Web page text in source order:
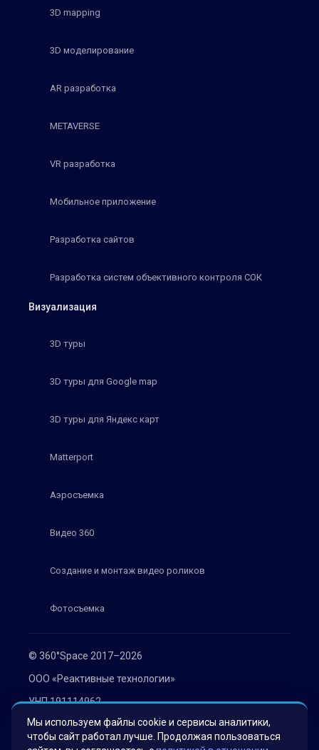
© 360°Space 2017–2026
ООО «Реактивные технологии»
УНП 191114962
г. Минск, ул. Мележа 1, офис 402
Политика конфиденциальности
3D mapping
3D моделирование
AR разработка
METAVERSE
VR разработка
Мобильное приложение
Разработка сайтов
Разработка систем объективного контроля СОК
Визуализация
3D туры
3D туры для Google map
3D туры для Яндекс карт
Matterport
Аэросъемка
Видео 360
Создание и монтаж видео роликов
Фотосъемка
Мы используем файлы cookie и сервисы аналитики,
чтобы сайт работал лучше. Продолжая пользоваться